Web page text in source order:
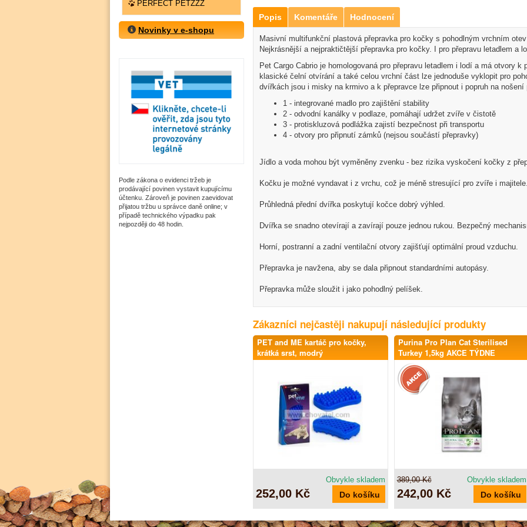
PERFECT PETZZZ
Novinky v e-shopu
Podle zákona o evidenci tržeb je
prodávající povinen vystavit kupujícímu
účtenku. Zároveň je povinen zaevidovat
přijatou tržbu u správce daně online; v
případě technického výpadku pak
nejpozději do 48 hodin.
Popis Komentáře Hodnocení
Masivní multifunkční plastová přepravka pro kočky s pohodlným vrchním
Nejkrásnější a nejpraktičtější přepravka pro kočky. I pro přepravu letadlem a
Pet Cargo Cabrio je homologovaná pro přepravu letadlem i lodí a má otvory k
klasické čelní otvírání a také celou vrchní část lze jednoduše vyklopit pro
dvířkách jsou i misky na krmivo a k přepravce lze připnout i popruh na nošení
1 - integrované madlo pro zajištění stability
2 - odvodní kanálky v podlaze, pomáhají udržet zvíře v čistotě
3 - protiskluzová podlážka zajistí bezpečnost při transportu
4 - otvory pro připnutí zámků (nejsou součástí přepravky)
Jídlo a voda mohou být vyměněny zvenku - bez rizika vyskočení kočky z
Kočku je možné vyndavat i z vrchu, což je méně stresující pro zvíře i
Průhledná přední dvířka poskytují kočce dobrý výhled.
Dvířka se snadno otevírají a zavírají pouze jednou rukou. Bezpečný
Horní, postranní a zadní ventilační otvory zajišťují optimální proud vzduchu.
Přepravka je navžena, aby se dala připnout standardními autopásy.
Přepravka může sloužit i jako pohodlný pelíšek.
Zákazníci nejčastěji nakupují následující produkty
PET and ME kartáč pro kočky,
krátká srst, modrý
Obvykle skladem
252,00 Kč
Purina Pro Plan Cat Sterilised
Turkey 1,5kg AKCE TÝDNE
389,00 Kč Obvykle skladem
242,00 Kč